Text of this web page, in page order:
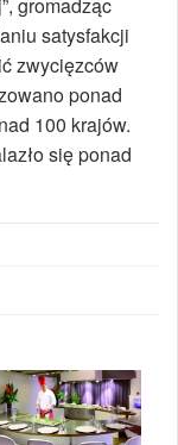
satysfakcji
zwycięzców
ponad
100 krajów.
się ponad